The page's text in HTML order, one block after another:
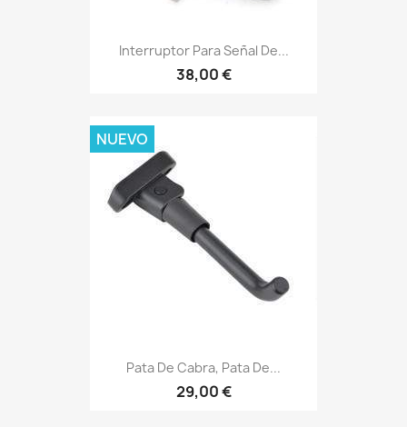
Interruptor Para Señal De...
38,00 €
Pata De Cabra, Pata De...
29,00 €
NUEVO